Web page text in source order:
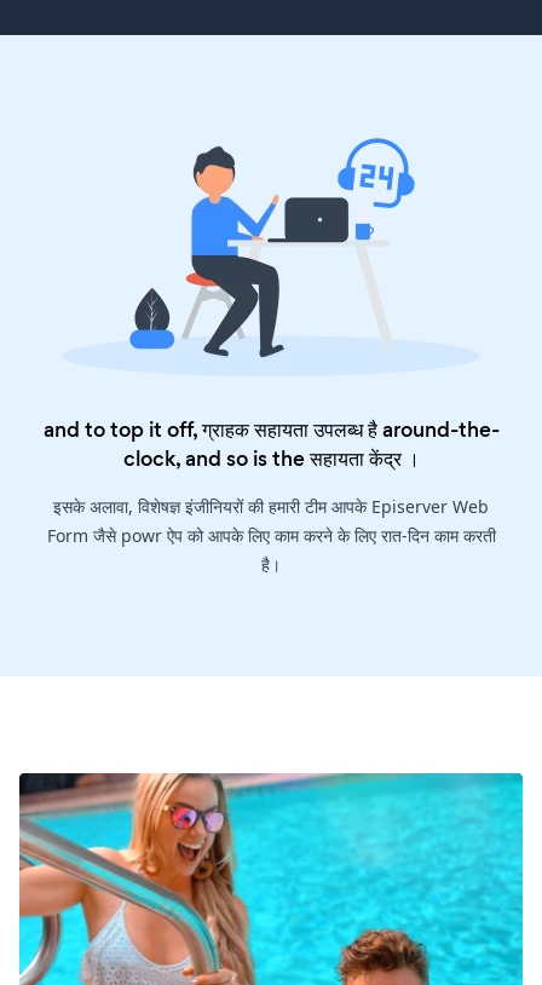
and to top it off, ग्राहक सहायता उपलब्ध है around-the-
clock, and so is theसहायता केंद्र।
इसके अलावा, विशेषज्ञ इंजीनियरों की हमारी टीम आपके Episerver Web
Form जैसे powr ऐप को आपके लिए काम करने के लिए रात-दिन काम करती
है।